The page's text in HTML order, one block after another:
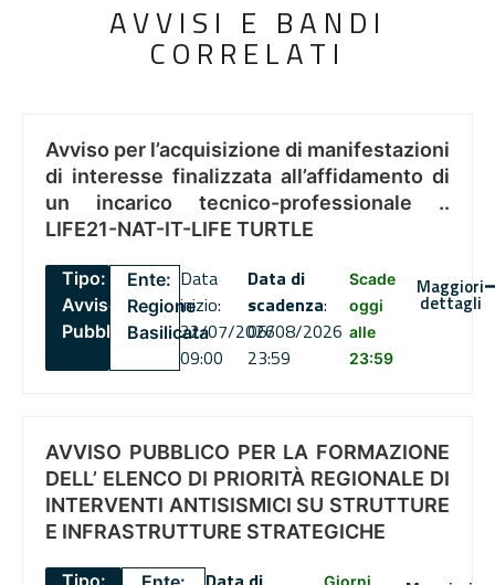
AVVISI E BANDI
CORRELATI
Avviso per l’acquisizione di manifestazioni
di interesse finalizzata all’affidamento di
un incarico tecnico-professionale ..
LIFE21-NAT-IT-LIFE TURTLE
Tipo:
Avviso
Pubblico
Ente:
Regione
Basilicata
Data
inizio:
22/07/2026
09:00
Data di
scadenza:
06/08/2026
23:59
Scade
oggi
alle
23:59
Maggiori
dettagli
AVVISO PUBBLICO PER LA FORMAZIONE
DELL’ ELENCO DI PRIORITÀ REGIONALE DI
INTERVENTI ANTISISMICI SU STRUTTURE
E INFRASTRUTTURE STRATEGICHE